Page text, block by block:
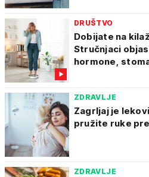
DRUŠTVO
Dobijate na
Stručnjaci
hormone,
ZDRAVLJE
Zagrljaj je
pružite ruke
ZDRAVLJE